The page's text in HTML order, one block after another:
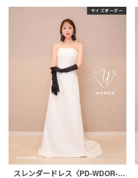
サイズオーダー
スレンダードレス〈PD-WDOR-2110〉